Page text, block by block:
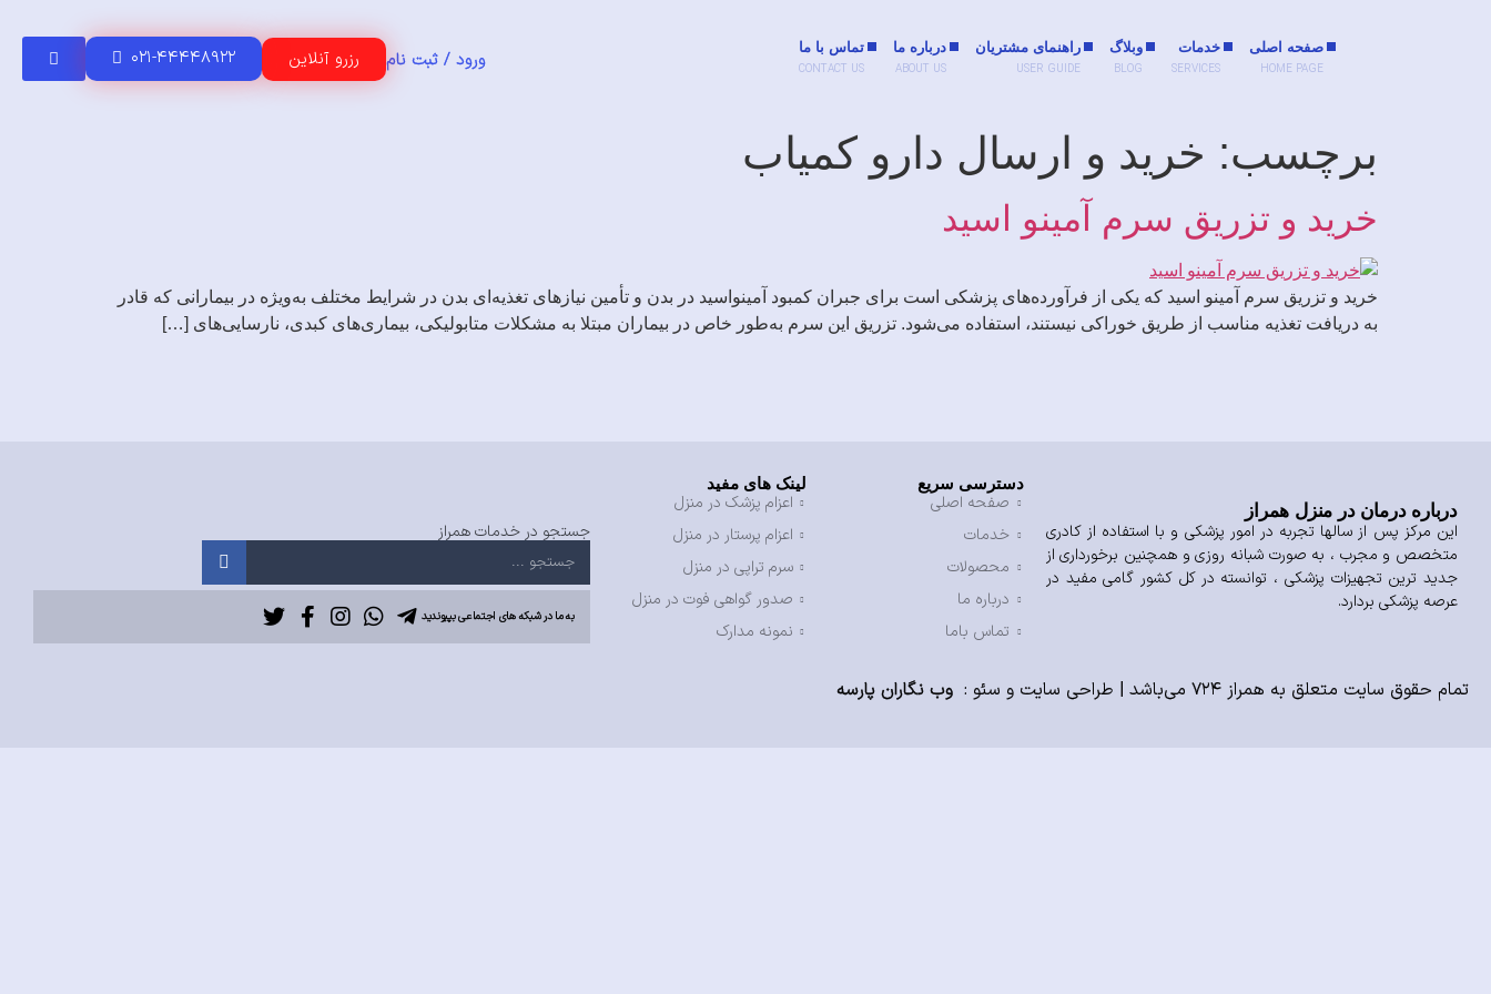
صفحه اصلی
HOME PAGE
خدمات
SERVICES
وبلاگ
BLOG
راهنمای مشتریان
USER GUIDE
درباره ما
ABOUT US
تماس با ما
CONTACT US
ورود / ثبت نام رزرو آنلاین ۰۲۱-۴۴۴۴۸۹۲۲
برچسب: خرید و ارسال دارو کمیاب
خرید و تزریق سرم آمینو اسید
خرید و تزریق سرم آمینو اسید که یکی از فرآورده‌های پزشکی است برای جبران کمبود آمینواسید در بدن و تأمین نیازهای تغذیه‌ای بدن در شرایط مختلف به‌ویژه در بیمارانی که قادر
به دریافت تغذیه مناسب از طریق خوراکی نیستند، استفاده می‌شود. تزریق این سرم به‌طور خاص در بیماران مبتلا به مشکلات متابولیکی، بیماری‌های کبدی، نارسایی‌های […]
درباره درمان در منزل همراز
این مرکز پس از سالها تجربه در امور پزشکی و با استفاده از کادری
متخصص و مجرب ، به صورت شبانه روزی و همچنین برخورداری از
جدید ترین تجهیزات پزشکی ، توانسته در کل کشور گامی مفید در
عرصه پزشکی بردارد.
دسترسی سریع
صفحه اصلی
خدمات
محصولات
درباره ما
تماس باما
لینک های مفید
اعزام پزشک در منزل
اعزام پرستار در منزل
سرم تراپی در منزل
صدور گواهی فوت در منزل
نمونه مدارک
جستجو در خدمات همراز
به ما در شبکه های اجتماعی بپیوندید
تمام حقوق سایت متعلق به همراز ۷۲۴ می‌باشد | طراحی سایت و سئو : وب نگاران پارسه